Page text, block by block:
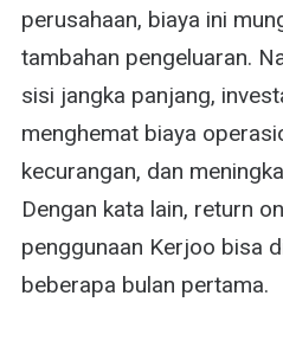
perusahaan, biaya ini
tambahan pengeluaran.
sisi jangka panjang,
menghemat biaya
kecurangan, dan
Dengan kata lain, return
penggunaan Kerjoo bisa
beberapa bulan pertama.